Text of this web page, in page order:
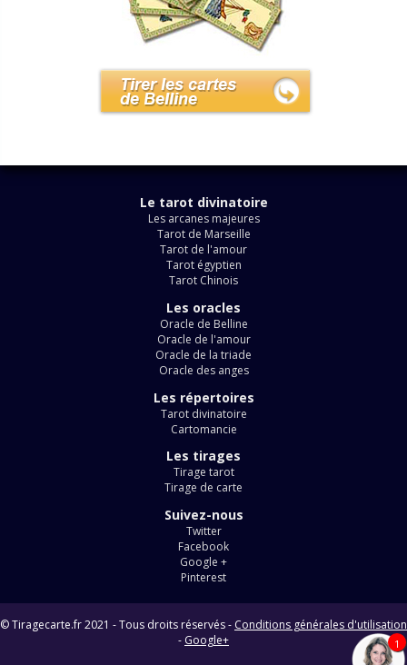
Le tarot divinatoire
Les arcanes majeures
Tarot de Marseille
Tarot de l'amour
Tarot égyptien
Tarot Chinois
Les oracles
Oracle de Belline
Oracle de l'amour
Oracle de la triade
Oracle des anges
Les répertoires
Tarot divinatoire
Cartomancie
Les tirages
Tirage tarot
Tirage de carte
Suivez-nous
Twitter
Facebook
Google +
Pinterest
© Tiragecarte.fr 2021 - Tous droits réservés - Conditions générales d'utilisation
- Google+ 1